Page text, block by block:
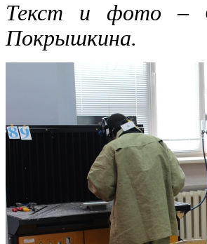
Текст и фото –
Покрышкина.